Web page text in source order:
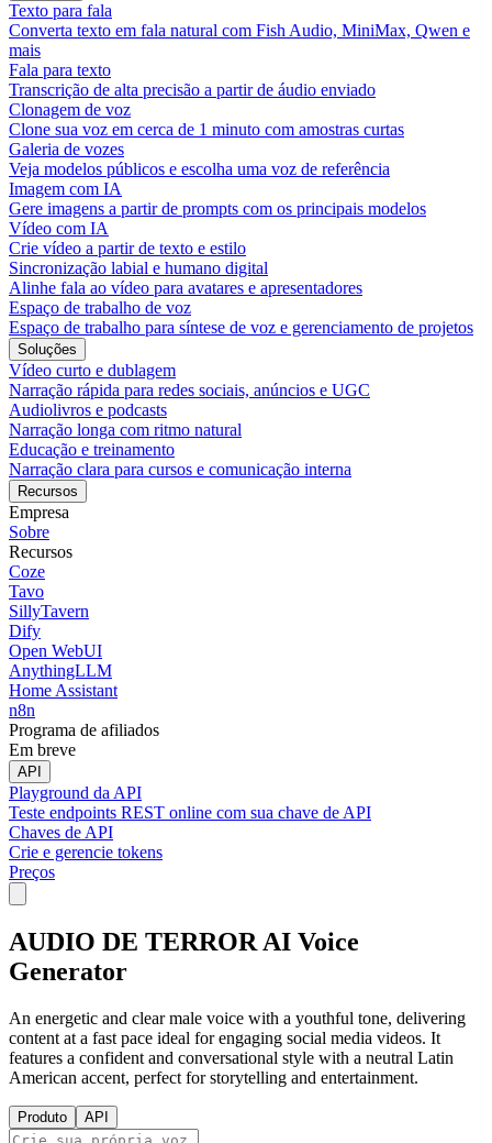
Texto para fala
Converta texto em fala natural com Fish Audio, MiniMax, Qwen e
mais
Fala para texto
Transcrição de alta precisão a partir de áudio enviado
Clonagem de voz
Clone sua voz em cerca de 1 minuto com amostras curtas
Galeria de vozes
Veja modelos públicos e escolha uma voz de referência
Imagem com IA
Gere imagens a partir de prompts com os principais modelos
Vídeo com IA
Crie vídeo a partir de texto e estilo
Sincronização labial e humano digital
Alinhe fala ao vídeo para avatares e apresentadores
Espaço de trabalho de voz
Espaço de trabalho para síntese de voz e gerenciamento de projetos
Soluções
Vídeo curto e dublagem
Narração rápida para redes sociais, anúncios e UGC
Audiolivros e podcasts
Narração longa com ritmo natural
Educação e treinamento
Narração clara para cursos e comunicação interna
Recursos
Empresa
Sobre
Recursos
Coze
Tavo
SillyTavern
Dify
Open WebUI
AnythingLLM
Home Assistant
n8n
Programa de afiliados
Em breve
API
Playground da API
Teste endpoints REST online com sua chave de API
Chaves de API
Crie e gerencie tokens
Preços
AUDIO DE TERROR AI Voice
Generator
An energetic and clear male voice with a youthful tone, delivering
content at a fast pace ideal for engaging social media videos. It
features a confident and conversational style with a neutral Latin
American accent, perfect for storytelling and entertainment.
Produto API